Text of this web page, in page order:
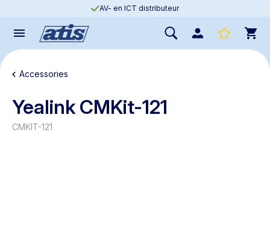
AV- en ICT distributeur
Accessories
Yealink CMKit-121
CMKIT-121